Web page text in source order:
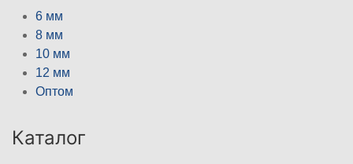
6 мм
8 мм
10 мм
12 мм
Оптом
Каталог